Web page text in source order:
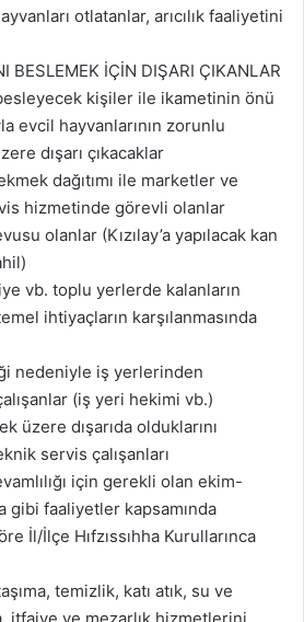
otlatanlar, arıcılık faaliyetini
BESLEMEK İÇİN DIŞARI ÇIKANLAR
kişiler ile ikametinin önü
evcil hayvanlarının zorunlu
dışarı çıkacaklar
dağıtımı ile marketler ve
hizmetinde görevli olanlar
olanlar (Kızılay’a yapılacak kan
vb. toplu yerlerde kalanların
ihtiyaçların karşılanmasında
nedeniyle iş yerlerinden
(iş yeri hekimi vb.)
üzere dışarıda olduklarını
servis çalışanları
için gerekli olan ekim-
gibi faaliyetler kapsamında
İl/İlçe Hıfzıssıhha Kurullarınca
temizlik, katı atık, su ve
itfaiye ve mezarlık hizmetlerini